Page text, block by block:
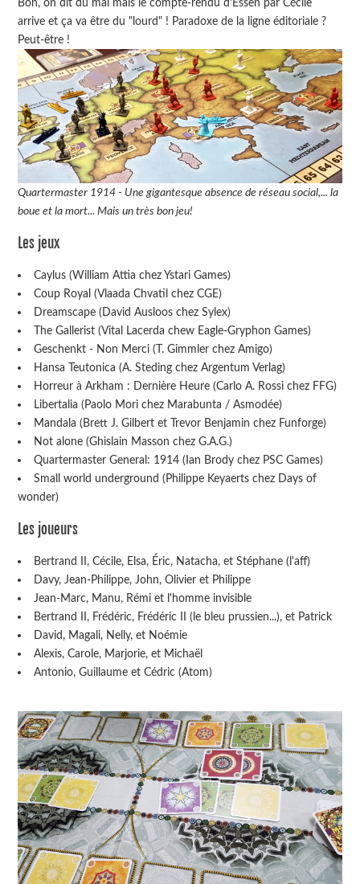
Bon, on dit du mal mais le compte-rendu d'Essen par Cécile
arrive et ça va être du "lourd" ! Paradoxe de la ligne éditoriale ?
Peut-être !
Quartermaster 1914 - Une gigantesque absence de réseau social,... la
boue et la mort... Mais un très bon jeu!
Les jeux
Caylus (William Attia chez Ystari Games)
Coup Royal (Vlaada Chvatil chez CGE)
Dreamscape (David Ausloos chez Sylex)
The Gallerist (Vital Lacerda chew Eagle-Gryphon Games)
Geschenkt - Non Merci (T. Gimmler chez Amigo)
Hansa Teutonica (A. Steding chez Argentum Verlag)
Horreur à Arkham : Dernière Heure (Carlo A. Rossi chez FFG)
Libertalia (Paolo Mori chez Marabunta / Asmodée)
Mandala (Brett J. Gilbert et Trevor Benjamin chez Funforge)
Not alone (Ghislain Masson chez G.A.G.)
Quartermaster General: 1914 (Ian Brody chez PSC Games)
Small world underground (Philippe Keyaerts chez Days of
wonder)
Les joueurs
Bertrand II, Cécile, Elsa, Éric, Natacha, et Stéphane (l'aff)
Davy, Jean-Philippe, John, Olivier et Philippe
Jean-Marc, Manu, Rémi et l'homme invisible
Bertrand II, Frédéric, Frédéric II (le bleu prussien...), et Patrick
David, Magali, Nelly, et Noémie
Alexis, Carole, Marjorie, et Michaël
Antonio, Guillaume et Cédric (Atom)